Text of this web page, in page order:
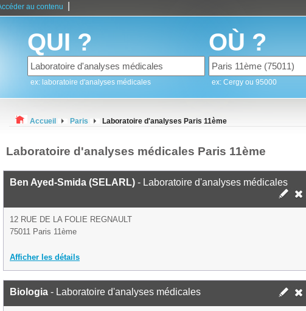
au contenu
QUI ?
ex: laboratoire d'analyses médicales
OÙ ?
ex: Cergy ou 95000
Accueil Paris Laboratoire d'analyses Paris 11ème
Laboratoire d'analyses médicales Paris 11ème
Ben Ayed-Smida (SELARL) - Laboratoire d'analyses médicales
12 RUE DE LA FOLIE REGNAULT
75011 Paris 11ème
Afficher les détails
Biologia - Laboratoire d'analyses médicales